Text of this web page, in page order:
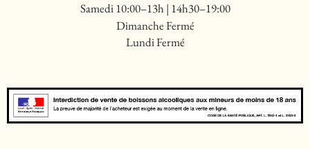
Samedi 10:00–13h | 14h30–19:00
Dimanche Fermé
Lundi Fermé